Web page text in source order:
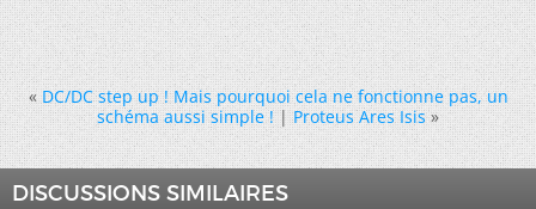
« DC/DC step up ! Mais pourquoi cela ne fonctionne pas, un
schéma aussi simple !|Proteus Ares Isis »
DISCUSSIONS SIMILAIRES